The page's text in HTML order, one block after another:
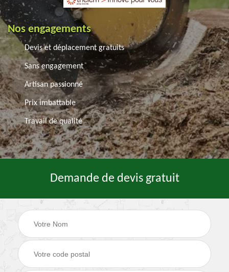
Nos engagements
Devis et déplacement gratuits
Sans engagement
Artisan passionné
Prix imbattable
Travail de qualité
Demande de devis gratuit